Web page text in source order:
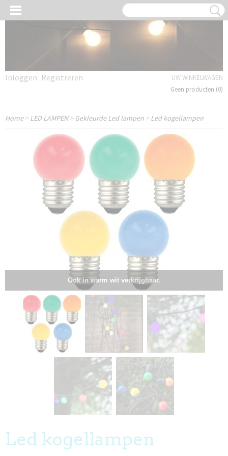
Inloggen Registreren
UW WINKELWAGEN
Geen producten (0)
Home>LED LAMPEN> Gekleurde Led lampen >Led kogellampen
Ook in warm wit verkrijgbaar.
Led kogellampen